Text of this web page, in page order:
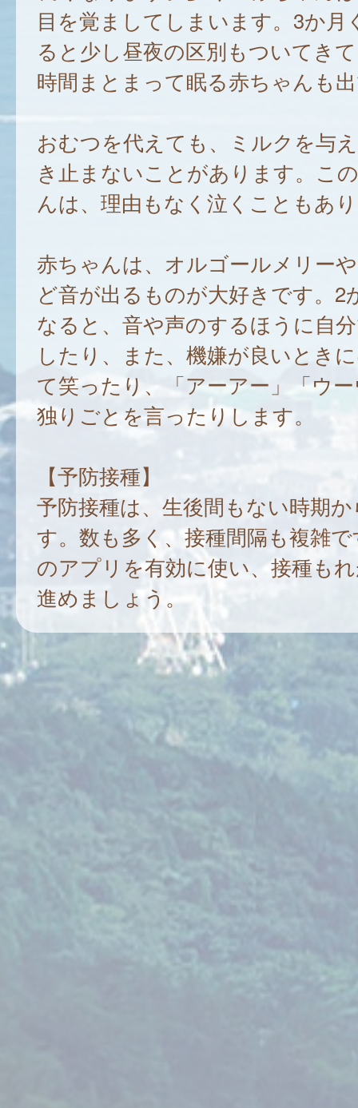
目を覚ましてしまいます。3か月
ると少し昼夜の区別もついてき
時間まとまって眠る赤ちゃんも
おむつを代えても、ミルクを与
き止まないことがあります。こ
んは、理由もなく泣くこともあ
赤ちゃんは、オルゴールメリー
ど音が出るものが大好きです。2
なると、音や声のするほうに自
したり、また、機嫌が良いとき
て笑ったり、「アーアー」「ウ
独りごとを言ったりします。
【予防接種】
予防接種は、生後間もない時期
す。数も多く、接種間隔も複雑
のアプリを有効に使い、接種も
進めましょう。